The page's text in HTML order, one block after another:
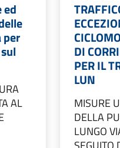
ed
AL
DI
PER IL
LUN
MISURE
DELLA
LUNGO